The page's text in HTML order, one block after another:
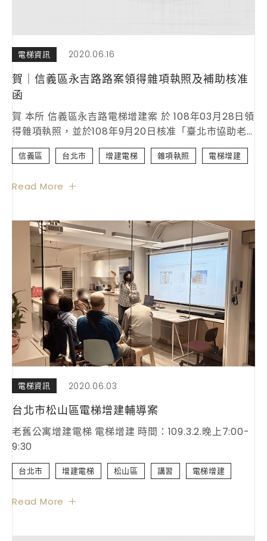
電梯資訊 2020.06.16
賀｜信義區永吉路路案領得雜項執照及補助核准
函
賀 本所 信義區永吉路電梯增建案 於 108年03月28日領
得雜項執照，並於108年9月20日核准「臺北市協助老
舊建築物更新增設電梯補助款」，金額為213萬5千元
整。
信義區 台北市 增建電梯 雜項執照 電梯增建
電梯資訊 2020.06.03
台北市松山區電梯增建輔導案
老舊公寓增建電梯 電梯增建 時間：109.3.2.晚上7:00-
9:30
台北市 增建電梯 松山區 講習 電梯增建